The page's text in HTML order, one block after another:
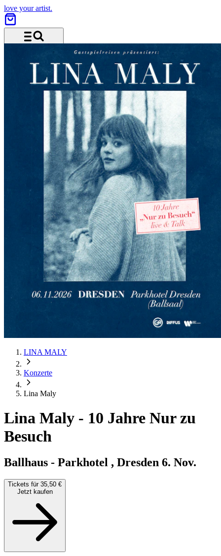
love your artist.
LINA MALY
Konzerte
Lina Maly
Lina Maly - 10 Jahre Nur zu
Besuch
Ballhaus - Parkhotel , Dresden 6. Nov.
Tickets für 35,50 €
Jetzt kaufen